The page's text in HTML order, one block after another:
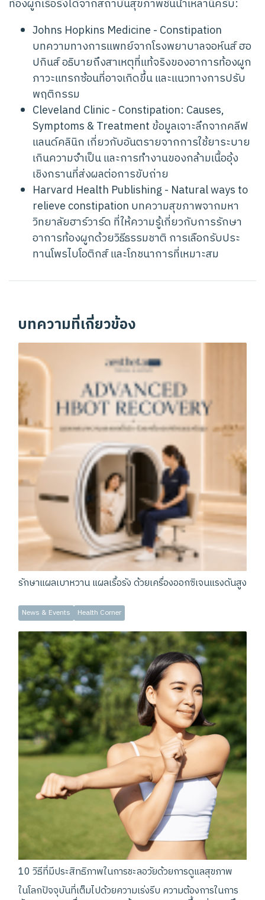
ท้องผูกเรื้อรังได้จากสถาบันสุขภาพชั้นนำเหล่านี้ครับ:
Johns Hopkins Medicine - Constipation
บทความทางการแพทย์จากโรงพยาบาลจอห์นส์ ฮอ
ปกินส์ อธิบายถึงสาเหตุที่แท้จริงของอาการท้องผูก
ภาวะแทรกซ้อนที่อาจเกิดขึ้น และแนวทางการปรับ
พฤติกรรม
Cleveland Clinic - Constipation: Causes,
Symptoms & Treatment ข้อมูลเจาะลึกจากคลีฟ
แลนด์คลินิก เกี่ยวกับอันตรายจากการใช้ยาระบาย
เกินความจำเป็น และการทำงานของกล้ามเนื้ออุ้ง
เชิงกรานที่ส่งผลต่อการขับถ่าย
Harvard Health Publishing - Natural ways to
relieve constipation บทความสุขภาพจากมหา
วิทยาลัยฮาร์วาร์ด ที่ให้ความรู้เกี่ยวกับการรักษา
อาการท้องผูกด้วยวิธีธรรมชาติ การเลือกรับประ
ทานโพรไบโอติกส์ และโภชนาการที่เหมาะสม
บทความที่เกี่ยวข้อง
รักษาแผลเบาหวาน แผลเรื้อรัง ด้วยเครื่องออกซิเจนแรงดันสูง
News & Events Health Corner
10 วิธีที่มีประสิทธิภาพในการชะลอวัยด้วยการดูแลสุขภาพ
ในโลกปัจจุบันที่เต็มไปด้วยความเร่งรีบ ความต้องการในการ